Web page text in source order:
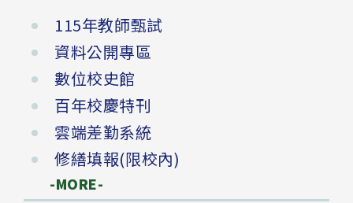
115年教師甄試
資料公開專區
數位校史館
百年校慶特刊
雲端差勤系統
修繕填報(限校內)
-MORE-